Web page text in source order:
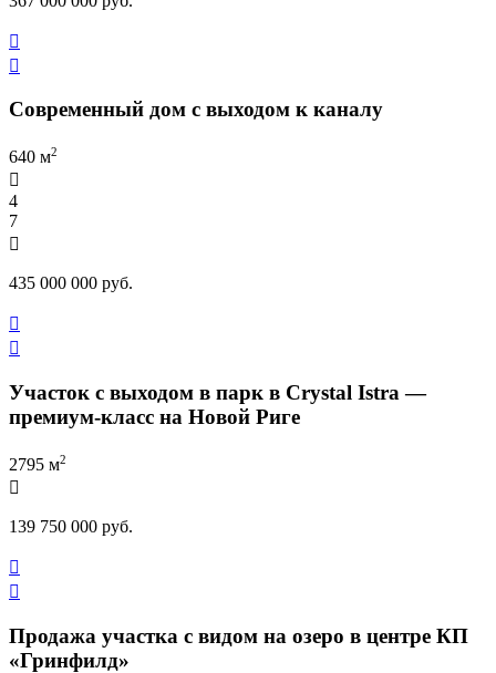


Современный дом с выходом к каналу
640 м2

4
7

435 000 000 руб.


Участок с выходом в парк в Crystal Istra —
премиум-класс на Новой Риге
2795 м2

139 750 000 руб.


Продажа участка с видом на озеро в центре КП
«Гринфилд»